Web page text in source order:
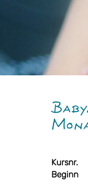
Kursnr.
Beginn